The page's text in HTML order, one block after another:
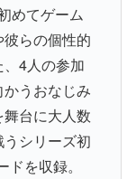
めてゲーム
らの個性的
4人の参加
うおなじみ
台に大人数
シリーズ初
を収録。